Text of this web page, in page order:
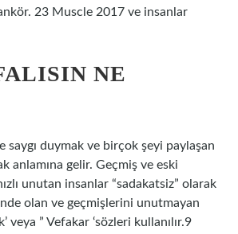
23 Muscle 2017 ve insanlar
NE
saygı duymak ve birçok şeyi paylaşan
anlamına gelir. Geçmiş ve eski
unutan insanlar “sadakatsiz” olarak
olan ve geçmişlerini unutmayan
veya ” Vefakar ‘sözleri kullanılır.9